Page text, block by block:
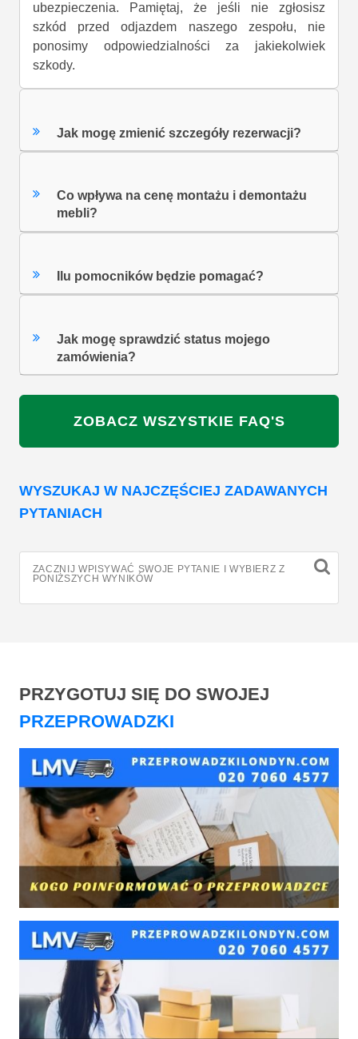
ubezpieczenia. Pamiętaj, że jeśli nie zgłosisz
szkód przed odjazdem naszego zespołu, nie
ponosimy odpowiedzialności za jakiekolwiek
szkody.
Jak mogę zmienić szczegóły rezerwacji?
Co wpływa na cenę montażu i demontażu
mebli?
Ilu pomocników będzie pomagać?
Jak mogę sprawdzić status mojego
zamówienia?
ZOBACZ WSZYSTKIE FAQ'S
WYSZUKAJ W NAJCZĘŚCIEJ ZADAWANYCH
PYTANIACH
ZACZNIJ WPISYWAĆ SWOJE PYTANIE I WYBIERZ Z
PONIŻSZYCH WYNIKÓW
PRZYGOTUJ SIĘ DO SWOJEJ
PRZEPROWADZKI